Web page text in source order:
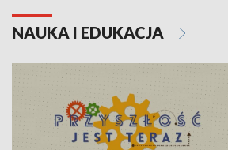
NAUKA I EDUKACJA